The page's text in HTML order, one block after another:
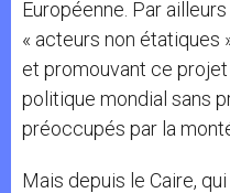
Européenne. Par
« acteurs non étatiques
et promouvant ce
politique mondial sans
préoccupés par la
Mais depuis le Caire,